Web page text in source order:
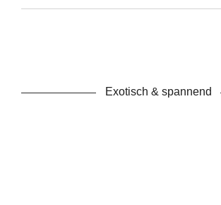
Exotisch & spannend